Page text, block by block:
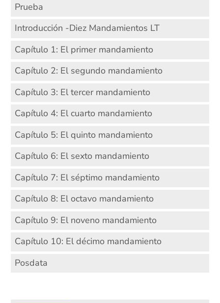
Prueba
Introducción -Diez Mandamientos LT
Capítulo 1: El primer mandamiento
Capítulo 2: El segundo mandamiento
Capítulo 3: El tercer mandamiento
Capítulo 4: El cuarto mandamiento
Capítulo 5: El quinto mandamiento
Capítulo 6: El sexto mandamiento
Capítulo 7: El séptimo mandamiento
Capítulo 8: El octavo mandamiento
Capítulo 9: El noveno mandamiento
Capítulo 10: El décimo mandamiento
Posdata